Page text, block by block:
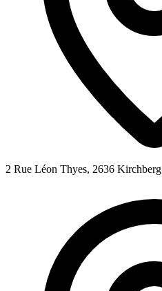
2 Rue Léon Thyes, 2636